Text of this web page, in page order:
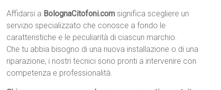
Affidarsi a BolognaCitofoni.com significa scegliere un
servizio specializzato che conosce a fondo le
caratteristiche e le peculiarità di ciascun marchio.
Che tu abbia bisogno di una nuova installazione o di una
riparazione, i nostri tecnici sono pronti a intervenire con
competenza e professionalità.